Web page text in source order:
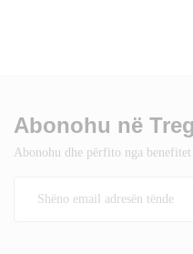
Abonohu në
Abonohu dhe përfito nga